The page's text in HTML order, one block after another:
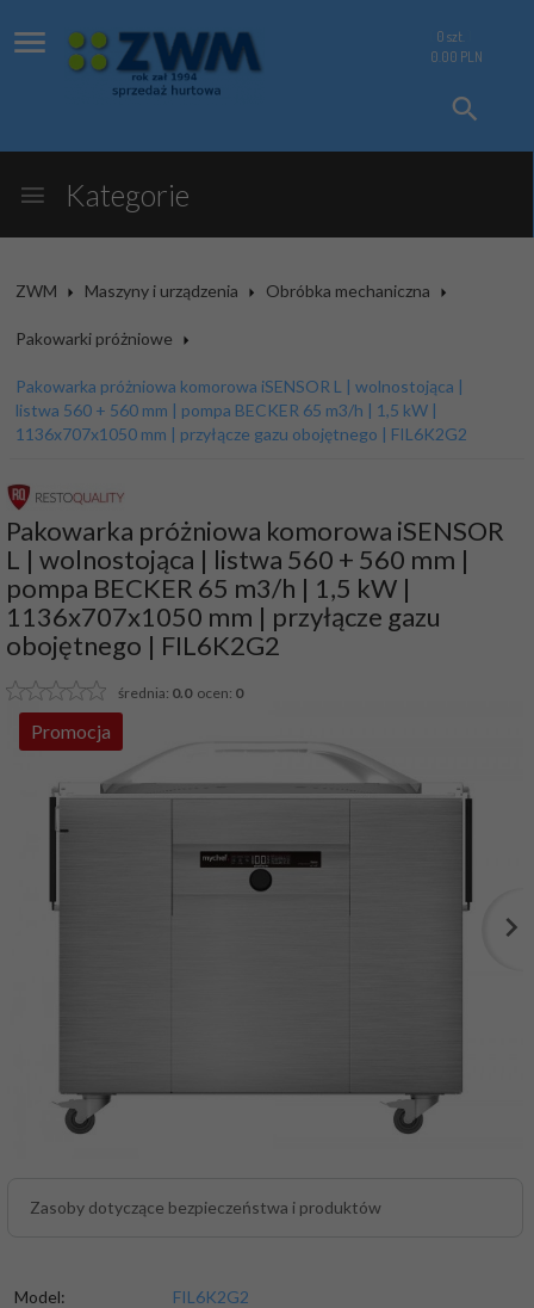
0 szt.
0.00 PLN
Kategorie
ZWM Maszyny i urządzenia Obróbka mechaniczna
Pakowarki próżniowe
Pakowarka próżniowa komorowa iSENSOR L | wolnostojąca |
listwa 560 + 560 mm | pompa BECKER 65 m3/h | 1,5 kW |
1136x707x1050 mm | przyłącze gazu obojętnego | FIL6K2G2
Pakowarka próżniowa komorowa iSENSOR
L | wolnostojąca | listwa 560 + 560 mm |
pompa BECKER 65 m3/h | 1,5 kW |
1136x707x1050 mm | przyłącze gazu
obojętnego | FIL6K2G2
średnia: 0.0ocen: 0
Promocja
Zasoby dotyczące bezpieczeństwa i produktów
Model:
FIL6K2G2